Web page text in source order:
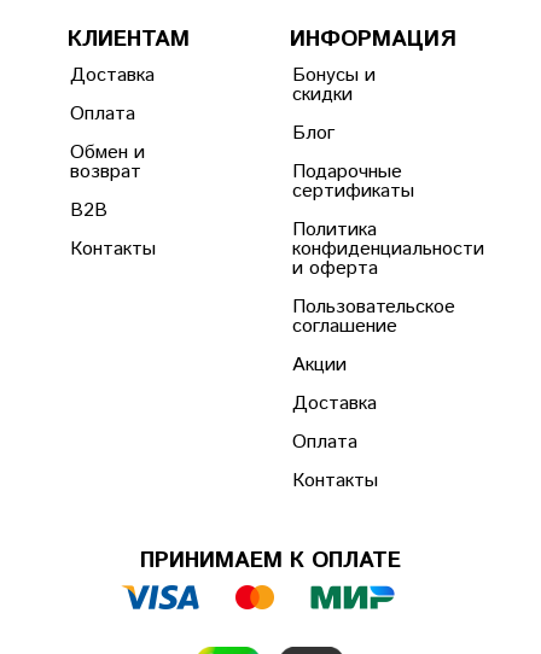
КЛИЕНТАМ
Доставка
Оплата
Обмен и
возврат
B2B
Контакты
ИНФОРМАЦИЯ
Бонусы и
скидки
Блог
Подарочные
сертификаты
Политика
конфиденциальности
и оферта
Пользовательское
соглашение
Акции
Доставка
Оплата
Контакты
ПРИНИМАЕМ К ОПЛАТЕ